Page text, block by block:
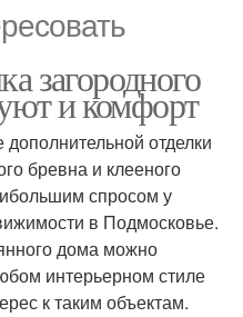
загородного
и комфорт
отделки
бревна и клееного
спросом у
в Подмосковье.
дома можно
интерьерном стиле
к таким объектам.